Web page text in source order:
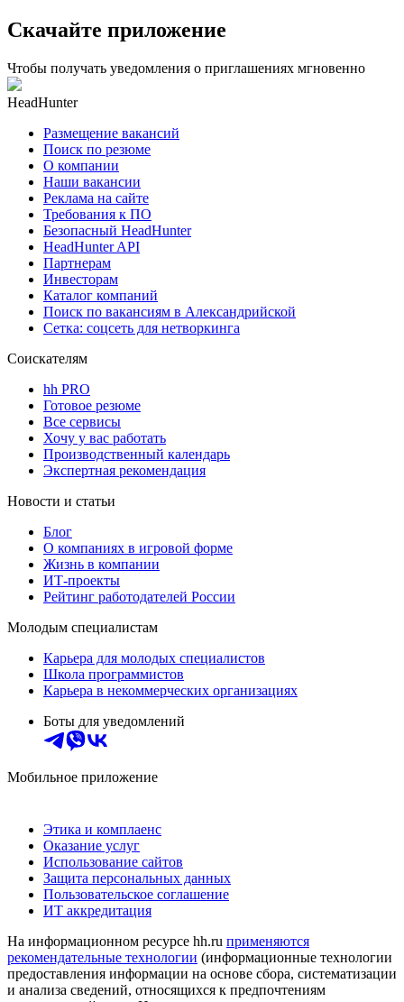
Скачайте приложение
Чтобы получать уведомления о приглашениях мгновенно
HeadHunter
Размещение вакансий
Поиск по резюме
О компании
Наши вакансии
Реклама на сайте
Требования к ПО
Безопасный HeadHunter
HeadHunter API
Партнерам
Инвесторам
Каталог компаний
Поиск по вакансиям в Александрийской
Сетка: соцсеть для нетворкинга
Соискателям
hh PRO
Готовое резюме
Все сервисы
Хочу у вас работать
Производственный календарь
Экспертная рекомендация
Новости и статьи
Блог
О компаниях в игровой форме
Жизнь в компании
ИТ-проекты
Рейтинг работодателей России
Молодым специалистам
Карьера для молодых специалистов
Школа программистов
Карьера в некоммерческих организациях
Боты для уведомлений
Мобильное приложение
Этика и комплаенс
Оказание услуг
Использование сайтов
Защита персональных данных
Пользовательское соглашение
ИТ аккредитация
На информационном ресурсе hh.ru применяются
рекомендательные технологии (информационные технологии
предоставления информации на основе сбора, систематизации
и анализа сведений, относящихся к предпочтениям